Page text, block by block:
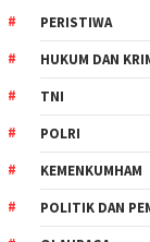
PERISTIWA
HUKUM DAN
TNI
POLRI
KEMENKUMHAM
POLITIK DAN